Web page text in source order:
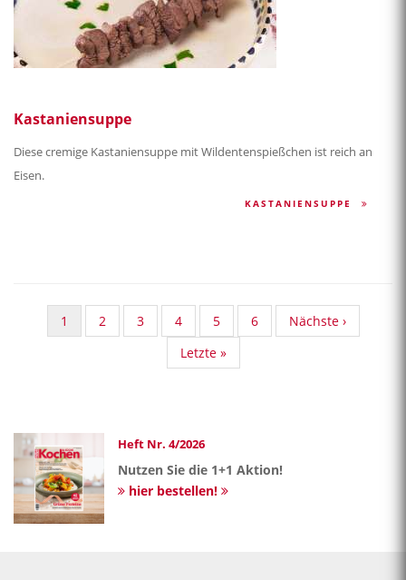
Kastaniensuppe
Diese cremige Kastaniensuppe mit Wildentenspießchen ist reich an
Eisen.
KASTANIENSUPPE
Aktuelle
Seite
1
Standard
Taxonomy
2
Standard
Taxonomy
3
Standard
Taxonomy
Seite
4
Standard
Taxonomy
Seite
5
Standard
Taxonomy
6
Nächste
Seite
Nächste ›
Last
page
Letzte »
Heft Nr. 4/2026
Nutzen Sie die 1+1 Aktion!
hier bestellen!